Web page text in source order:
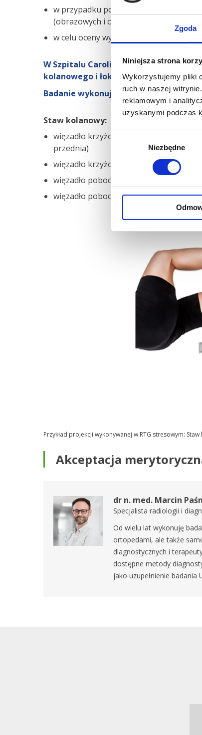
Zgoda
Niniejsza strona
Wykorzystujemy pliki
ruch w naszej
reklamowym i
uzyskanymi podczas
Wybór
Niezbędne
w przypadku podejrzenia niewydolności
(obrazowych i ortopedycznego)
w celu oceny wyników leczenia
W Szpitalu Carolina RTG stresowe
kolanowego i łokciowego.
Badanie wykonuje się na podstawie
Staw kolanowy:
więzadło krzyżowe przednie (tzw.
przednia)
więzadło krzyżowe tylne (tzw. szuflada
więzadło poboczne piszczelowe,
więzadło poboczne strzałkowe.
Przykład projekcji wykonywanej w RTG stresowym:
Akceptacja
dr n. med. Marcin
Specjalista radiologii i
Od wielu lat wykonuję
ortopedami, ale także
diagnostycznych i
dostępne metody
jako uzupełnienie badania